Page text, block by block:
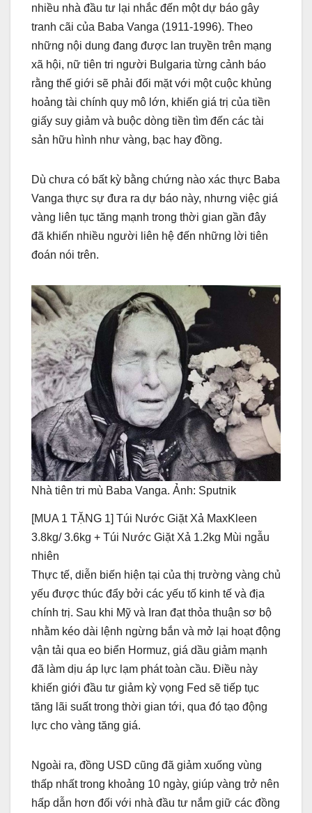
nhiều nhà đầu tư lại nhắc đến một dự báo gây
tranh cãi của Baba Vanga (1911-1996). Theo
những nội dung đang được lan truyền trên mạng
xã hội, nữ tiên tri người Bulgaria từng cảnh báo
rằng thế giới sẽ phải đối mặt với một cuộc khủng
hoảng tài chính quy mô lớn, khiến giá trị của tiền
giấy suy giảm và buộc dòng tiền tìm đến các tài
sản hữu hình như vàng, bạc hay đồng.
Dù chưa có bất kỳ bằng chứng nào xác thực Baba
Vanga thực sự đưa ra dự báo này, nhưng việc giá
vàng liên tục tăng mạnh trong thời gian gần đây
đã khiến nhiều người liên hệ đến những lời tiên
đoán nói trên.
Nhà tiên tri mù Baba Vanga. Ảnh: Sputnik
[MUA 1 TẶNG 1] Túi Nước Giặt Xả MaxKleen
3.8kg/ 3.6kg + Túi Nước Giặt Xả 1.2kg Mùi ngẫu
nhiên
Thực tế, diễn biến hiện tại của thị trường vàng chủ
yếu được thúc đẩy bởi các yếu tố kinh tế và địa
chính trị. Sau khi Mỹ và Iran đạt thỏa thuận sơ bộ
nhằm kéo dài lệnh ngừng bắn và mở lại hoạt động
vận tải qua eo biển Hormuz, giá dầu giảm mạnh
đã làm dịu áp lực lạm phát toàn cầu. Điều này
khiến giới đầu tư giảm kỳ vọng Fed sẽ tiếp tục
tăng lãi suất trong thời gian tới, qua đó tạo động
lực cho vàng tăng giá.
Ngoài ra, đồng USD cũng đã giảm xuống vùng
thấp nhất trong khoảng 10 ngày, giúp vàng trở nên
hấp dẫn hơn đối với nhà đầu tư nắm giữ các đồng